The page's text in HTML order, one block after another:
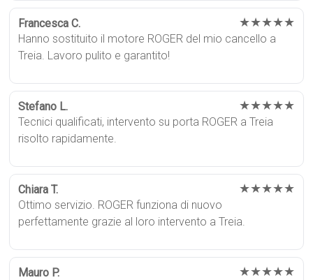
Francesca C. ★★★★★
Hanno sostituito il motore ROGER del mio cancello a
Treia. Lavoro pulito e garantito!
Stefano L. ★★★★★
Tecnici qualificati, intervento su porta ROGER a Treia
risolto rapidamente.
Chiara T. ★★★★★
Ottimo servizio. ROGER funziona di nuovo
perfettamente grazie al loro intervento a Treia.
Mauro P. ★★★★★